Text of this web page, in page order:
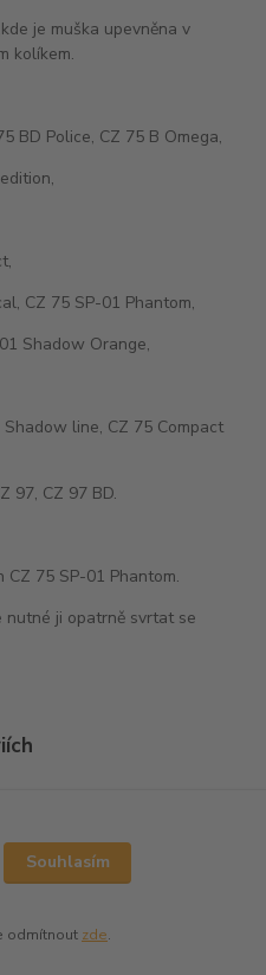
je muška upevněna v
kolíkem.
BD Police, CZ 75 B Omega,
CZ 75 SP-01 Phantom,
Shadow Orange,
line, CZ 75 Compact
97, CZ 97 BD.
CZ 75 SP-01 Phantom.
nutné ji opatrně svrtat se
Souhlasím
odmítnout zde.